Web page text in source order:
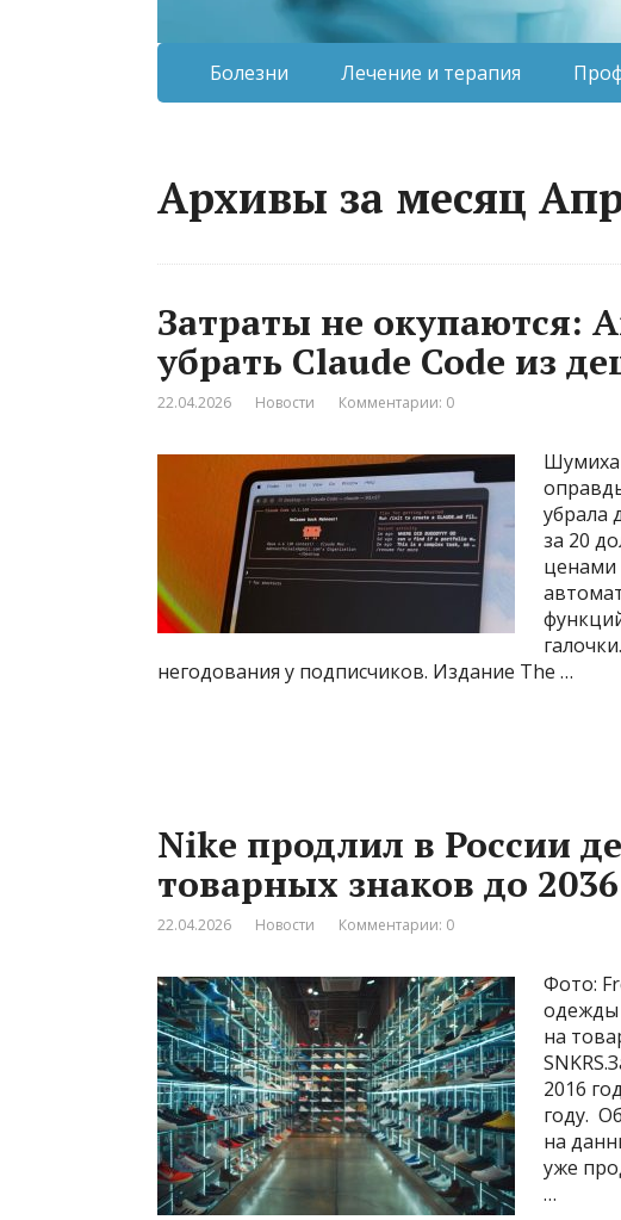
Болезни Лечение и терапия
Архивы за месяц
Затраты не окупаются:
убрать Claude Code из
22.04.2026 Новости Комментарии: 0
убрала
за 20
ценами
негодования у подписчиков. Издание The …
Nike продлил в России
товарных знаков до
22.04.2026 Новости Комментарии: 0
Фото:
одежды
на
2016
году.
на
уже
…